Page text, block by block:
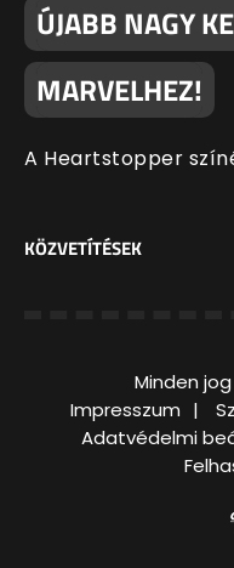
ÚJABB NAGY
MARVELHEZ!
A Heartstopper
KÖZVETÍTÉSEK
Minden
Impresszum
Adatvédelmi